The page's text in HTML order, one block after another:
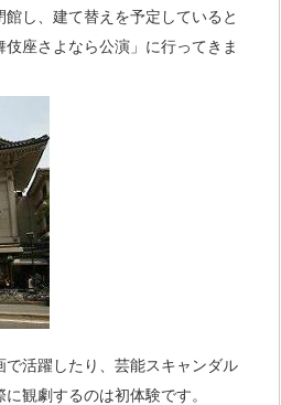
し、建て替えを予定していると
座さよなら公演」に行ってきま
活躍したり、芸能スキャンダル
観劇するのは初体験です。